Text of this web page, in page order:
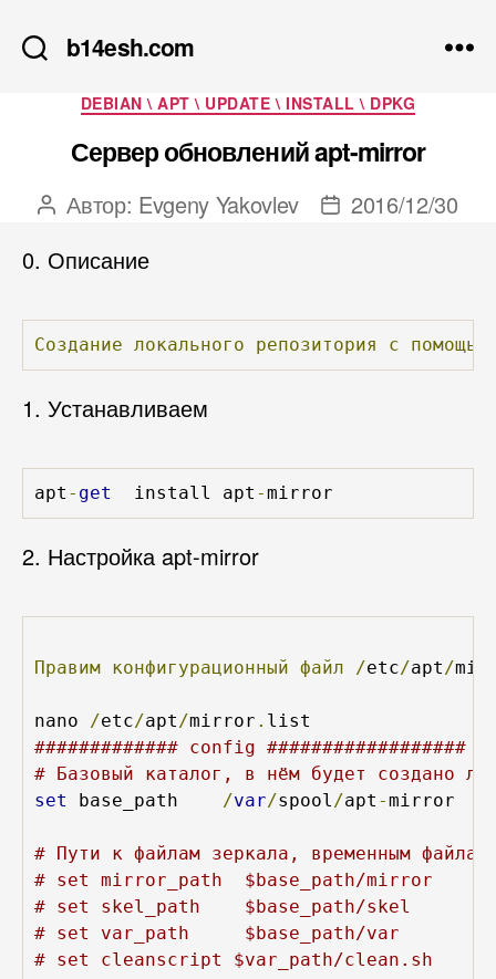
b14esh.com
Рубрики
DEBIAN \ APT \ UPDATE \ INSTALL \ DPKG
Сервер обновлений apt-mirror
Автор
Автор: Evgeny Yakovlev
Дата2016/12/30
0. Описание
Создание локального репозитория с помощью
1. Устанавливаем
apt - get
  install apt
-mirror
2. Настройка apt-mirror
Правим конфигурационный файл /etc/apt /
nano /etc/apt /mirror .
############# config ##################
# Базовый каталог, в нём будет создано
set
base_path /var/spool /apt -mirror
# Пути к файлам зеркала, временным
# set mirror_path  $base_path/mirror
# set skel_path    $base_path/skel
# set var_path     $base_path/var
# set cleanscript $var_path/clean.sh